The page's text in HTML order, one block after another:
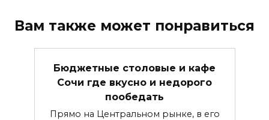
Вам также может понравиться
Бюджетные столовые и кафе
Сочи где вкусно и недорого
пообедать
Прямо на Центральном рынке, в его